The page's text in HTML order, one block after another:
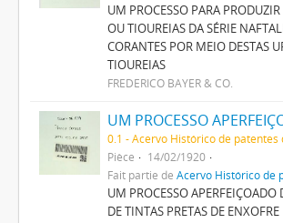
UM PROCESSO PARA
OU TIOUREIAS DA SÉRIE
CORANTES POR MEIO DESTAS
TIOUREIAS
FREDERICO BAYER & CO.
0.1 - Acervo Histórico de patentes
Pièce
14/02/1920
Fait partie de Acervo Histórico de
UM PROCESSO APERFEIÇOADO
DE TINTAS PRETAS DE ENXOFRE